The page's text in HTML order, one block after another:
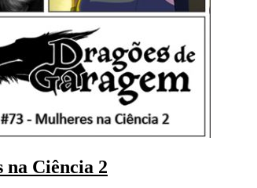
na Ciência 2